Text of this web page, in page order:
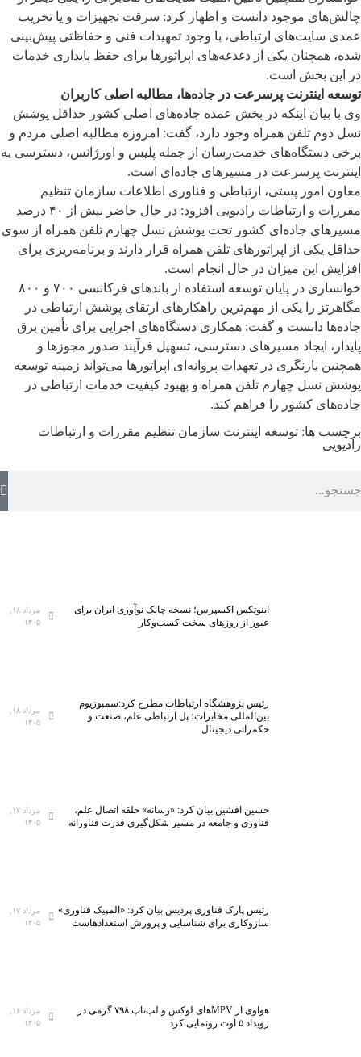
چالش‌های موجود دانست و اظهار کرد: سرقت تجهیزات و یا تخریب
عمدی سایت‌های ارتباطی، با وجود تمهیدات فنی و حفاظتی پیش‌بینی
شده، همچنان یکی از دغدغه‌های اپراتورها برای حفظ پایداری خدمات
در این بخش است.
توسعه اینترنت پرسرعت در جاده‌ها، مطالبه اصلی کاربران
وی با بیان اینکه در بخش عمده جاده‌های اصلی کشور حداقل پوشش
نسل دوم تلفن همراه وجود دارد، گفت: امروزه مطالبه اصلی مردم و
برخی دستگاه‌های خدمت‌رسان از جمله پلیس و اورژانس، دسترسی به
اینترنت پرسرعت در مسیرهای جاده‌ای است.
معاون امور پستی، ارتباطی و فناوری اطلاعات سازمان تنظیم
مقررات و ارتباطات رادیویی افزود: در حال حاضر بیش از ۴۰ درصد
مسیرهای جاده‌ای کشور تحت پوشش نسل چهارم تلفن همراه از سوی
حداقل یکی از اپراتورهای تلفن همراه قرار دارند و برنامه‌ریزی برای
افزایش این میزان در حال انجام است.
خوانساری در پایان توسعه استفاده از باندهای فرکانسی ۷۰۰ و ۸۰۰
مگاهرتز را یکی از مهم‌ترین راهکارهای ارتقای پوشش ارتباطی در
جاده‌ها دانست و گفت: همکاری دستگاه‌های اجرایی برای تأمین برق
پایدار، ایجاد مسیرهای دسترسی، تسهیل فرآیند صدور مجوزها و
همچنین بازنگری در تعهدات پروانه‌ای اپراتورها می‌تواند زمینه توسعه
پوشش نسل چهارم تلفن همراه و بهبود کیفیت خدمات ارتباطی در
جاده‌های کشور را فراهم کند.
برچسب ها: توسعه اینترنت سازمان تنظیم مقررات و ارتباطات
رادیویی
اینوتکس اکسپرس؛ نسخه چابک نوآوری ایران برای
عبور از روزهای سخت کسب‌وکار
مرداد ۱۸,
۱۴۰۵
رئیس پژوهشگاه ارتباطات مطرح کرد:سمپوزیوم
بین‌المللی مخابرات؛ پل ارتباطی علم، صنعت و
حکمرانی دیجیتال
مرداد ۱۸,
۱۴۰۵
حسین افشین بیان کرد: «رسانه» حلقه اتصال علم،
فناوری و جامعه در مسیر شکل‌گیری قدرت فناورانه
مرداد ۱۷,
۱۴۰۵
رئیس پارک فناوری پردیس بیان کرد: «المپیک فناوری»
سازوکاری برای شناسایی و پرورش استعدادهاست
مرداد ۱۷,
۱۴۰۵
هواوی از MPVهای لوکس و لپ‌تاپ ۷۹۸ گرمی در
رویداد ۵ اوت رونمایی کرد
مرداد ۱۶,
۱۴۰۵